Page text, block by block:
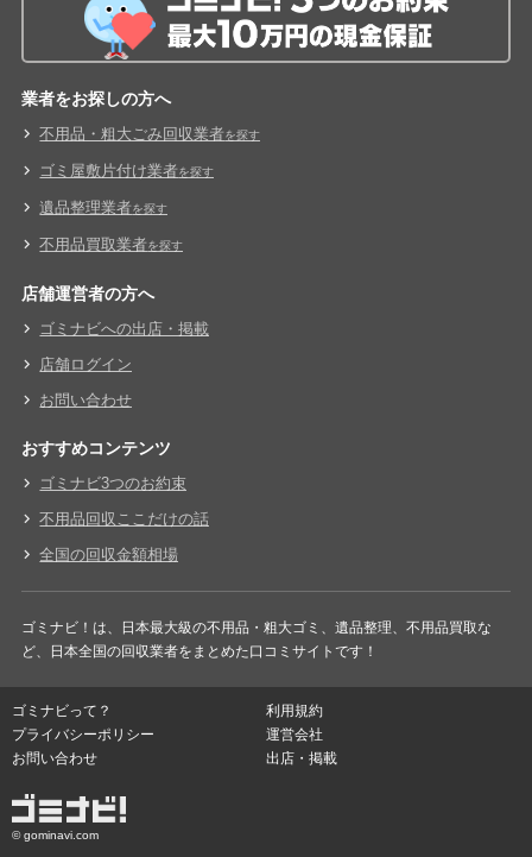
業者をお探しの方へ
不用品・粗大ごみ回収業者を探す
ゴミ屋敷片付け業者を探す
遺品整理業者を探す
不用品買取業者を探す
店舗運営者の方へ
ゴミナビへの出店・掲載
店舗ログイン
お問い合わせ
おすすめコンテンツ
ゴミナビ3つのお約束
不用品回収ここだけの話
全国の回収金額相場
ゴミナビ！は、日本最大級の不用品・粗大ゴミ、遺品整理、不用品買取な
ど、日本全国の回収業者をまとめた口コミサイトです！
ゴミナビって？
利用規約
プライバシーポリシー
運営会社
お問い合わせ
出店・掲載
© gominavi.com